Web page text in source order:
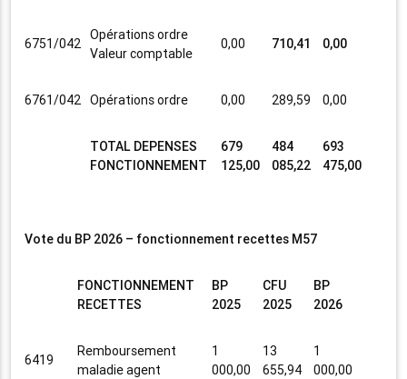
6751/042
Opérations ordre
Valeur comptable
0,00 710,41 0,00
6761/042 Opérations ordre 0,00 289,59 0,00
TOTAL DEPENSES
FONCTIONNEMENT
679
125,00
484
085,22
693
475,00
Vote du BP 2026 – fonctionnement recettes M57
FONCTIONNEMENT
RECETTES
BP
2025
CFU
2025
BP
2026
6419
Remboursement
maladie agent
1
000,00
13
655,94
1
000,00